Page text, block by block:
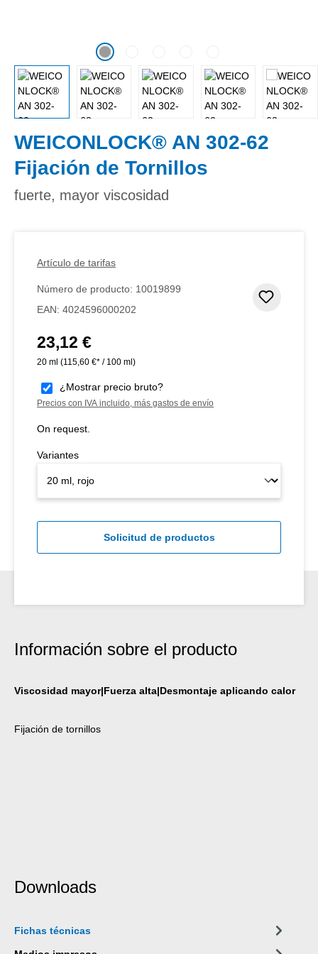
WEICONLOCK® AN 302-62
Fijación de Tornillos
fuerte, mayor viscosidad
Artículo de tarifas
Número de producto: 10019899
EAN: 4024596000202
Precio normal:
23,12 €
20 ml (115,60 €* / 100 ml)
¿Mostrar precio bruto?
Precios con IVA incluido, más gastos de envío
On request.
Variantes
Solicitud de productos
Información sobre el producto
Viscosidad mayor|Fuerza alta|Desmontaje aplicando calor
Fijación de tornillos
Downloads
Fichas técnicas